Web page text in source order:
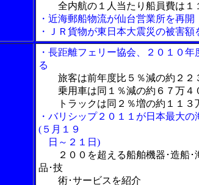
全内航の１人当たり船員費は１
・近海郵船物流が仙台営業所を再開
・ＪＲ貨物が東日本大震災の被害額
・長距離フェリー協会、２０１０
る
旅客は前年度比５％減の約２２
乗用車は同１％減の約６７万４
トラックは同２％増の約１１３
・バリシップ２０１１が日本最大
(５月１９
日～２１日)
２００を超える船舶機器･造船
品･技
術･サービスを紹介